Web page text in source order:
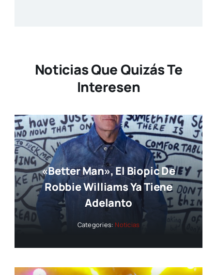
Noticias Que Quizás Te
Interesen
«Better Man», El Biopic De
Robbie Williams Ya Tiene
Adelanto
Categories: Noticias